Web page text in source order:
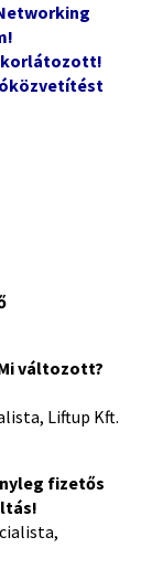
korlátozott!
változott?
Liftup Kft.
fizetős